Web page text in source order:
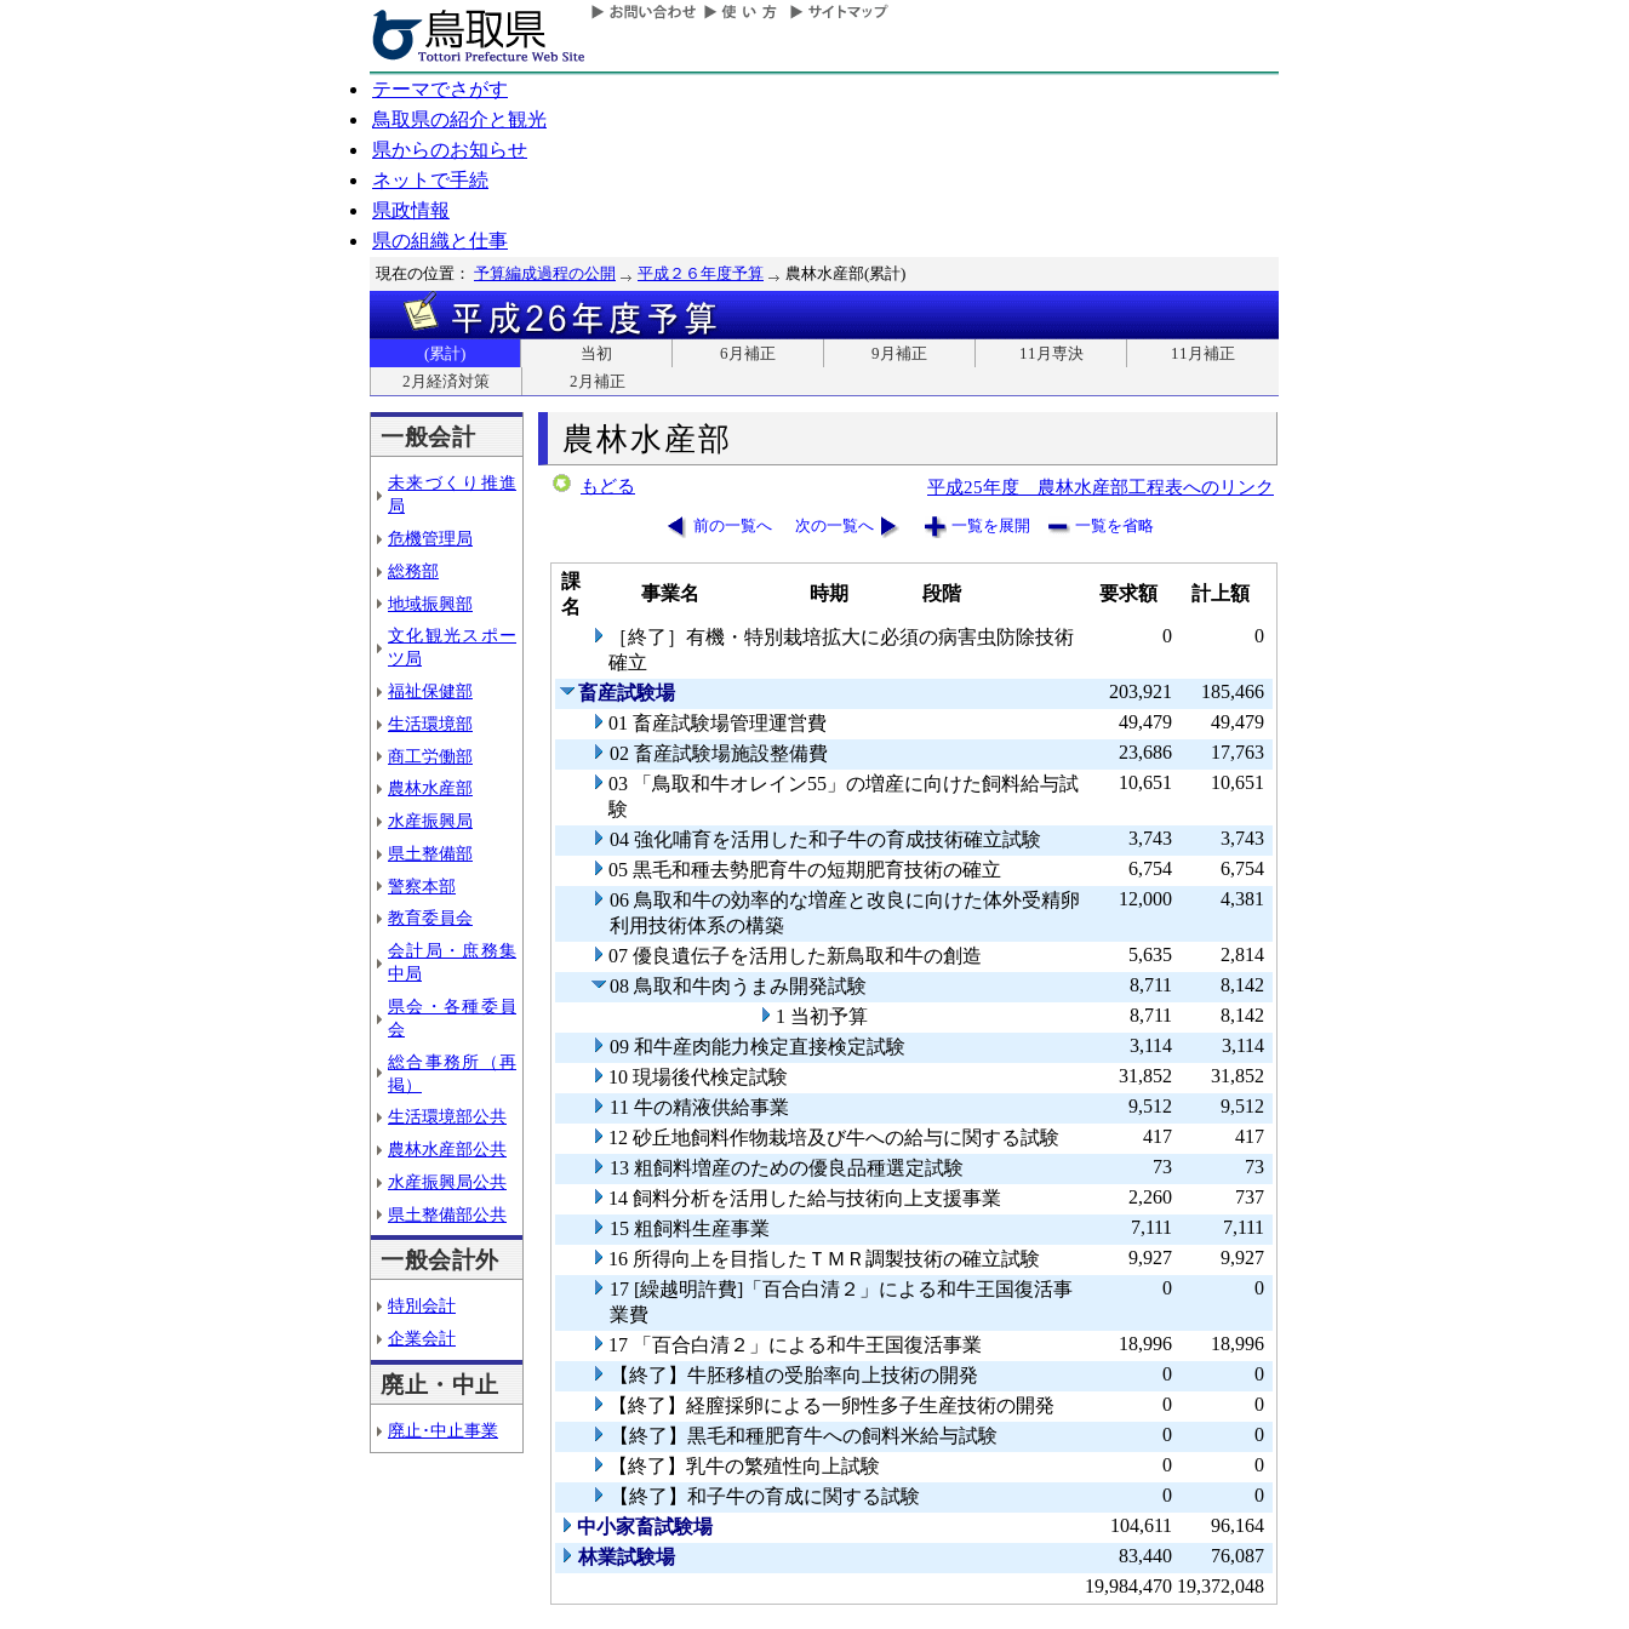
テーマでさがす
鳥取県の紹介と観光
県からのお知らせ
ネットで手続
県政情報
県の組織と仕事
現在の位置： 予算編成過程の公開 平成２６年度予算 農林水産部(累計)
(累計) 当初 6月補正 9月補正 11月専決
11月補正
2月経済対策
2月補正
一般会計
未来づくり推進
局
危機管理局
総務部
地域振興部
文化観光スポー
ツ局
福祉保健部
生活環境部
商工労働部
農林水産部
水産振興局
県土整備部
警察本部
教育委員会
会計局・庶務集
中局
県会・各種委員
会
総合事務所（再
掲）
生活環境部公共
農林水産部公共
水産振興局公共
県土整備部公共
一般会計外
特別会計
企業会計
廃止・中止
廃止･中止事業
農林水産部
もどる 平成25年度 農林水産部工程表へのリンク
前の一覧へ 次の一覧へ 一覧を展開 一覧を省略
課
名
事業名 時期 段階 要求額 計上額
［終了］有機・特別栽培拡大に必須の病害虫防除技術
確立
0 0
畜産試験場 203,921
185,466
01 畜産試験場管理運営費
49,479
49,479
02 畜産試験場施設整備費
23,686
17,763
03 「鳥取和牛オレイン55」の増産に向けた飼料給与試
験
10,651 10,651
04 強化哺育を活用した和子牛の育成技術確立試験 3,743
3,743
05 黒毛和種去勢肥育牛の短期肥育技術の確立
6,754
6,754
06 鳥取和牛の効率的な増産と改良に向けた体外受精卵
利用技術体系の構築
12,000 4,381
07 優良遺伝子を活用した新鳥取和牛の創造 5,635
2,814
08 鳥取和牛肉うまみ開発試験
8,711
8,142
1 当初予算
8,711
8,142
09 和牛産肉能力検定直接検定試験
3,114
3,114
10 現場後代検定試験
31,852
31,852
11 牛の精液供給事業
9,512
9,512
12 砂丘地飼料作物栽培及び牛への給与に関する試験
417
417
13 粗飼料増産のための優良品種選定試験
73
73
14 飼料分析を活用した給与技術向上支援事業
2,260
737
15 粗飼料生産事業
7,111
7,111
16 所得向上を目指したＴＭＲ調製技術の確立試験
9,927
9,927
17 [繰越明許費]「百合白清２」による和牛王国復活事
業費
0 0
17 「百合白清２」による和牛王国復活事業 18,996
18,996
【終了】牛胚移植の受胎率向上技術の開発
0
0
【終了】経膣採卵による一卵性多子生産技術の開発
0
0
【終了】黒毛和種肥育牛への飼料米給与試験
0
0
【終了】乳牛の繁殖性向上試験
0
0
【終了】和子牛の育成に関する試験
0
0
中小家畜試験場
104,611
96,164
林業試験場
83,440
76,087
19,984,470 19,372,048